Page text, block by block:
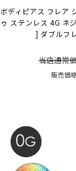
ボディピアス フレア
ゥ ステンレス 4G ネ
] ダブルフ
当店通常
販売価